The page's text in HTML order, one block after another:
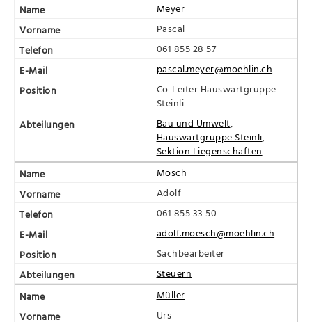
Meyer
Pascal
061 855 28 57
pascal.meyer@moehlin.ch
Co-Leiter Hauswartgruppe
Steinli
Bau und Umwelt,
Hauswartgruppe Steinli,
Sektion Liegenschaften
Mösch
Adolf
061 855 33 50
adolf.moesch@moehlin.ch
Sachbearbeiter
Steuern
Müller
Urs